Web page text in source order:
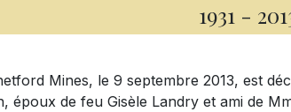
1931 -
Mines, le 9 septembre 2013, est
époux de feu Gisèle Landry et ami de